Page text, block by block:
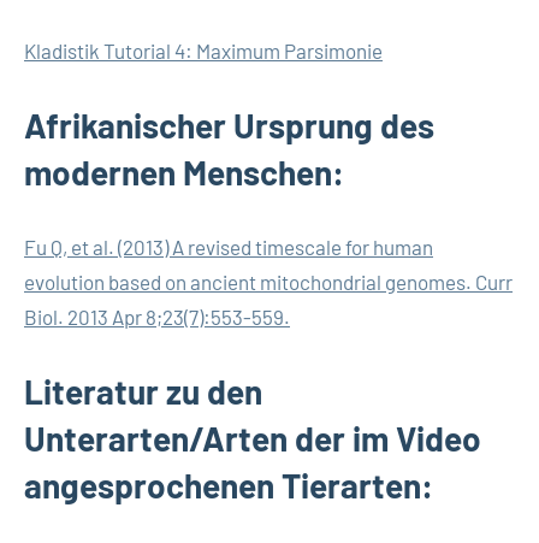
Kladistik Tutorial 4: Maximum Parsimonie
Afrikanischer Ursprung des
modernen Menschen:
Fu Q, et al. (2013) A revised timescale for human
evolution based on ancient mitochondrial genomes. Curr
Biol. 2013 Apr 8;23(7):553-559.
Literatur zu den
Unterarten/Arten der im Video
angesprochenen Tierarten: